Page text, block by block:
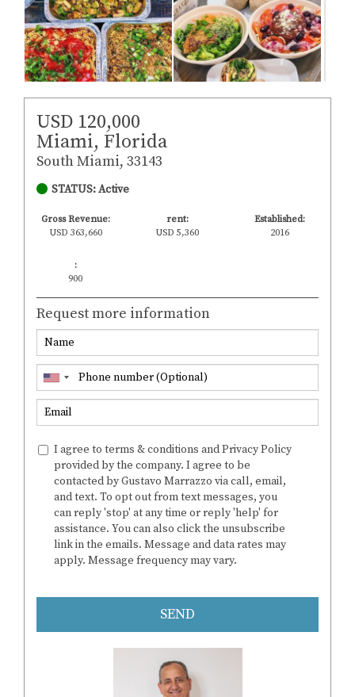
USD 120,000
Miami, Florida
South Miami, 33143
STATUS: Active
Gross Revenue:
USD 363,660
rent:
USD 5,360
Established:
2016
:
900
Request more information
I agree to terms & conditions and Privacy Policy
provided by the company. I agree to be
contacted by Gustavo Marrazzo via call, email,
and text. To opt out from text messages, you
can reply 'stop' at any time or reply 'help' for
assistance. You can also click the unsubscribe
link in the emails. Message and data rates may
apply. Message frequency may vary.
SEND